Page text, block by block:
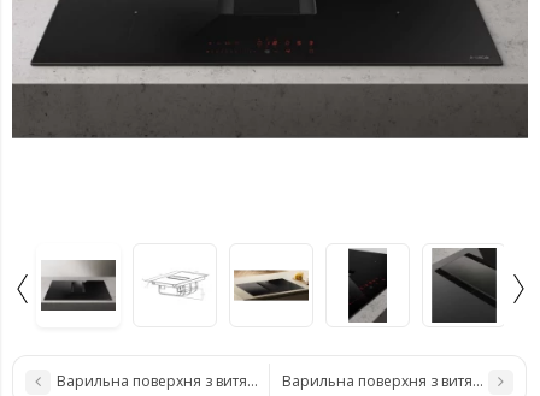
Варильна поверхня з витяжкою Elica NikolaTesla UNPLUGGED BLIX/
Варильна поверхня з витяжкою